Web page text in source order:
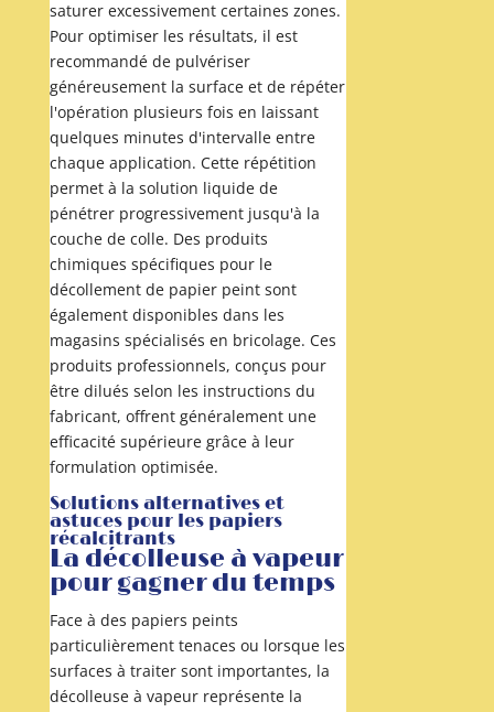
saturer excessivement certaines zones.
Pour optimiser les résultats, il est
recommandé de pulvériser
généreusement la surface et de répéter
l'opération plusieurs fois en laissant
quelques minutes d'intervalle entre
chaque application. Cette répétition
permet à la solution liquide de
pénétrer progressivement jusqu'à la
couche de colle. Des produits
chimiques spécifiques pour le
décollement de papier peint sont
également disponibles dans les
magasins spécialisés en bricolage. Ces
produits professionnels, conçus pour
être dilués selon les instructions du
fabricant, offrent généralement une
efficacité supérieure grâce à leur
formulation optimisée.
Solutions alternatives et
astuces pour les papiers
récalcitrants
La décolleuse à vapeur
pour gagner du temps
Face à des papiers peints
particulièrement tenaces ou lorsque les
surfaces à traiter sont importantes, la
décolleuse à vapeur représente la